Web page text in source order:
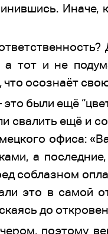
тот и не
что осознаёт
были ещё
свалить ещё и
офиса:
а
соблазном
это в самой
до
поэтому